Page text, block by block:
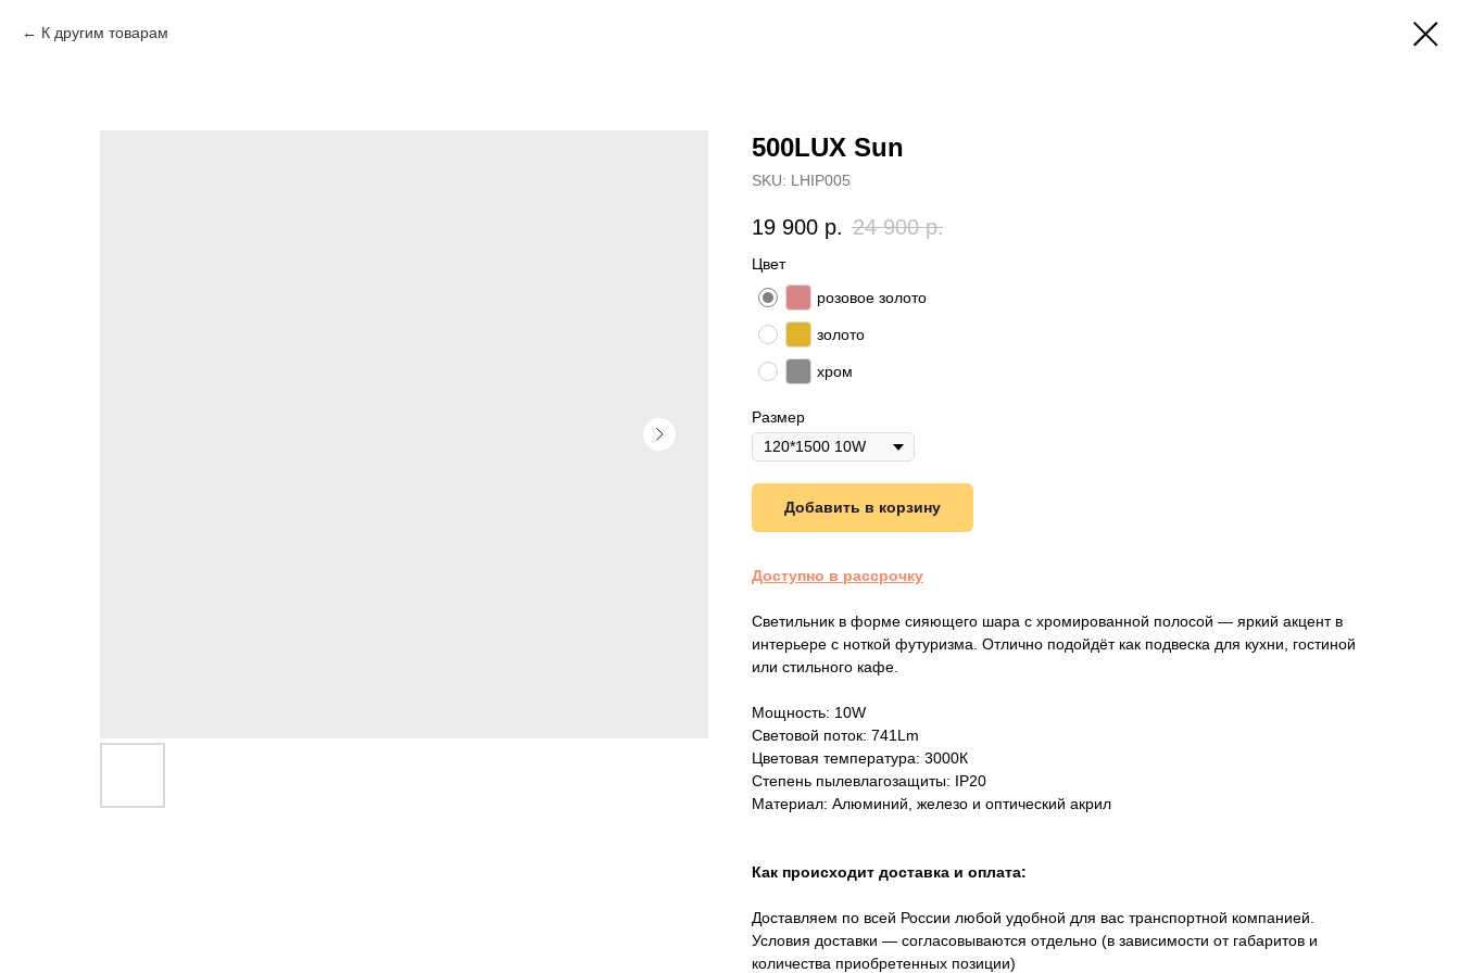
К другим товарам
500LUX Sun
SKU: LHIP005
19 900 р. 24 900 р.
Цвет
розовое золото
золото
хром
Размер
Добавить в корзину
Доступно в рассрочку
Светильник в форме сияющего шара с хромированной полосой — яркий акцент в
интерьере с ноткой футуризма. Отлично подойдёт как подвеска для кухни, гостиной
или стильного кафе.
Мощность: 10W
Световой поток: 741Lm
Цветовая температура: 3000К
Степень пылевлагозащиты: IP20
Материал: Алюминий, железо и оптический акрил
Как происходит доставка и оплата:
Доставляем по всей России любой удобной для вас транспортной компанией.
Условия доставки — согласовываются отдельно (в зависимости от габаритов и
количества приобретенных позиции)